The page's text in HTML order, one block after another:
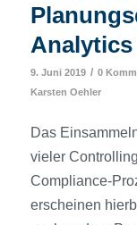
Analytics
9. Juni 2019 / 0
Karsten Oehler
Das
vieler
Compliance-
erscheinen